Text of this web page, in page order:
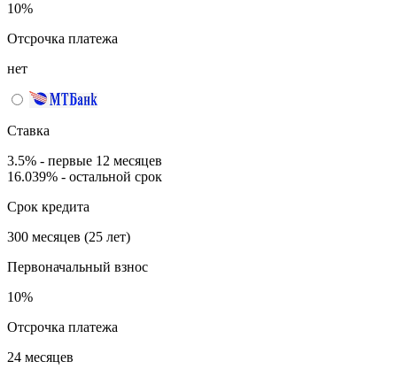
10%
Отсрочка платежа
нет
Ставка
3.5% - первые 12 месяцев
16.039% - остальной срок
Срок кредита
300 месяцев (25 лет)
Первоначальный взнос
10%
Отсрочка платежа
24 месяцев